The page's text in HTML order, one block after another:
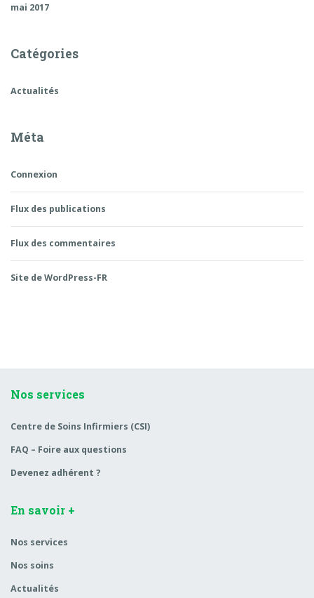
mai 2017
Catégories
Actualités
Méta
Connexion
Flux des publications
Flux des commentaires
Site de WordPress-FR
Nos services
Centre de Soins Infirmiers (CSI)
FAQ – Foire aux questions
Devenez adhérent ?
En savoir +
Nos services
Nos soins
Actualités